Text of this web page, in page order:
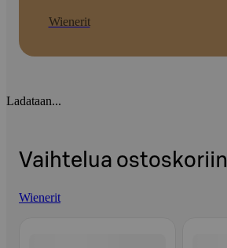
Wienerit
Ladataan...
Vaihtelua ostoskoriin
Wienerit